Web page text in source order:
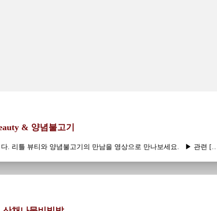
& 양념불고기
. 리틀 뷰티와 양념불고기의 만남을 영상으로 만나보세요. ▶ 관련